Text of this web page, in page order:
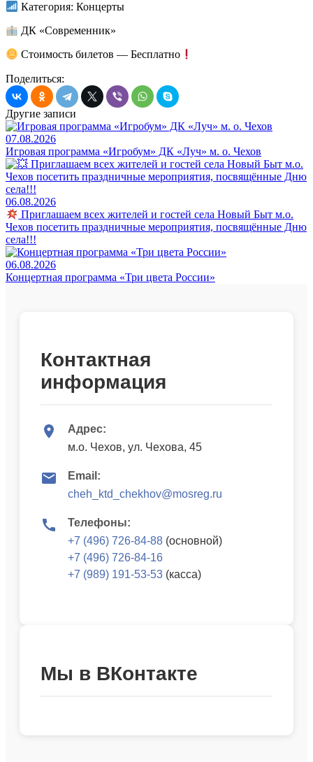
Категория: Концерты
ДК «Современник»
Стоимость билетов — Бесплатно
Поделиться:
Другие записи
07.08.2026
Игровая программа «Игробум» ДК «Луч» м. о. Чехов
06.08.2026
Приглашаем всех жителей и гостей села Новый Быт м.о.
Чехов посетить праздничные мероприятия, посвящённые Дню
села!!!
06.08.2026
Концертная программа «Три цвета России»
Контактная
информация
Адрес:
м.о. Чехов, ул. Чехова, 45
Email:
cheh_ktd_chekhov@mosreg.ru
Телефоны:
+7 (496) 726-84-88 (основной)
+7 (496) 726-84-16
+7 (989) 191-53-53 (касса)
Мы в ВКонтакте